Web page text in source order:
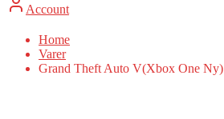
Account
Home
Varer
Grand Theft Auto V(Xbox One Ny)